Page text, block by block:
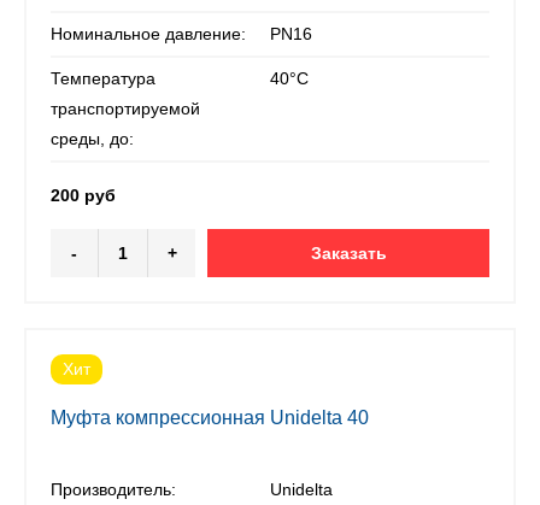
Номинальное давление: PN16
Температура
транспортируемой
среды, до:
40°С
200 руб
- + Заказать
Хит
Муфта компрессионная Unidelta 40
Производитель: Unidelta